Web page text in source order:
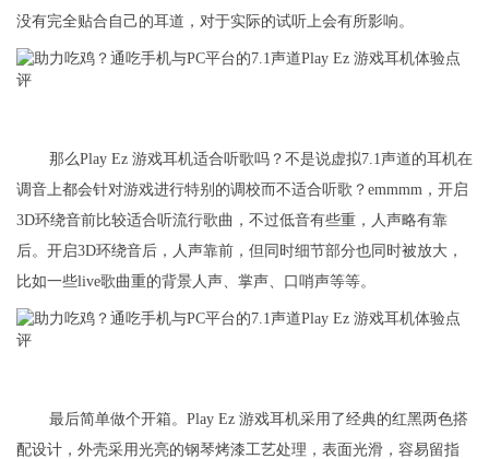
没有完全贴合自己的耳道，对于实际的试听上会有所影响。
那么Play Ez 游戏耳机适合听歌吗？不是说虚拟7.1声道的耳机在
调音上都会针对游戏进行特别的调校而不适合听歌？emmmm，开启
3D环绕音前比较适合听流行歌曲，不过低音有些重，人声略有靠
后。开启3D环绕音后，人声靠前，但同时细节部分也同时被放大，
比如一些live歌曲重的背景人声、掌声、口哨声等等。
最后简单做个开箱。Play Ez 游戏耳机采用了经典的红黑两色搭
配设计，外壳采用光亮的钢琴烤漆工艺处理，表面光滑，容易留指